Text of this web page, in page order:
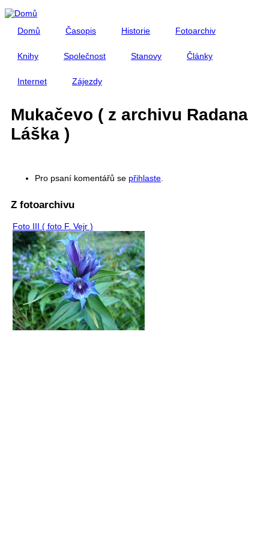
Přejít k hlavnímu obsahu
Domů
Časopis Historie Fotoarchiv
Knihy Společnost Stanovy Články
Internet Zájezdy
Mukačevo ( z archivu Radana
Láška )
Pro psaní komentářů se přihlaste
Z fotoarchivu
Foto III ( foto F. Vejr )